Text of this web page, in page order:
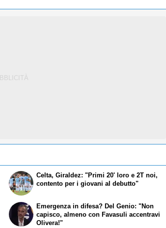
Celta, Giraldez: "Primi 20' loro e 2T noi,
contento per i giovani al debutto"
Emergenza in difesa? Del Genio: "Non
capisco, almeno con Favasuli accentravi
Olivera!"